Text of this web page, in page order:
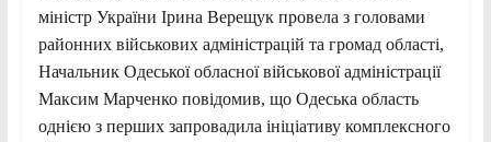
міністр України Ірина Верещук провела з головами
районних військових адміністрацій та громад області,
Начальник Одеської обласної військової адміністрації
Максим Марченко повідомив, що Одеська область
однією з перших запровадила ініціативу комплексного